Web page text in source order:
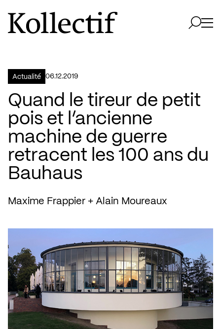
Aller à la page d'accueil
Logo Kollectif
Actualité 06.12.2019
Quand le tireur de petit
pois et l’ancienne
machine de guerre
retracent les 100 ans du
Bauhaus
Maxime Frappier + Alain Moureaux